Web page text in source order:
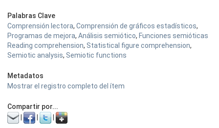
Palabras Clave
Comprensión lectora, Comprensión de gráficos estadísticos,
Programas de mejora, Análisis semiótico, Funciones semióticas
Reading comprehension, Statistical figure comprehension,
Semiotic analysis, Semiotic functions
Metadatos
Mostrar el registro completo del ítem
Compartir por...